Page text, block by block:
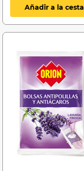
Añadir a la cesta